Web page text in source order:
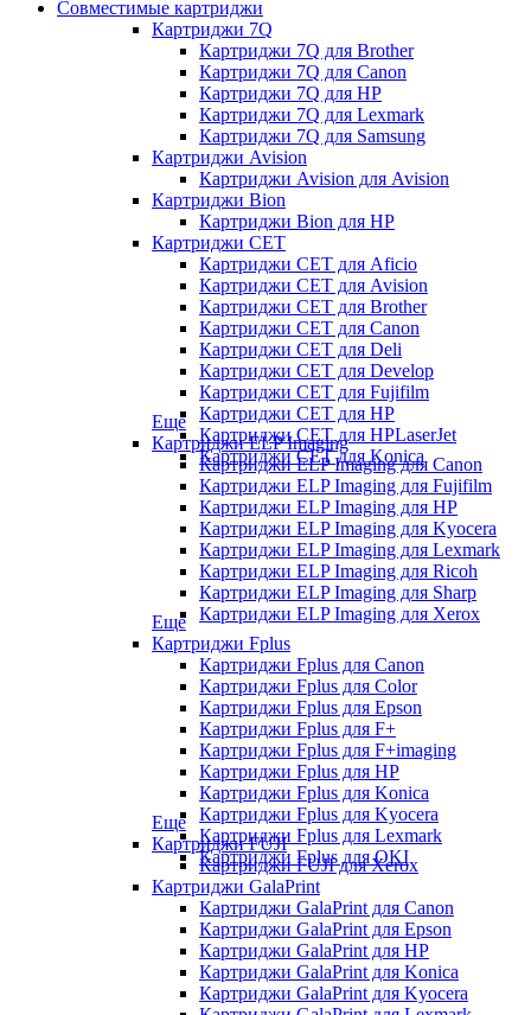
Совместимые картриджи
Картриджи 7Q
Картриджи 7Q для Brother
Картриджи 7Q для Canon
Картриджи 7Q для HP
Картриджи 7Q для Lexmark
Картриджи 7Q для Samsung
Картриджи Avision
Картриджи Avision для Avision
Картриджи Bion
Картриджи Bion для HP
Картриджи CET
Картриджи CET для Aficio
Картриджи CET для Avision
Картриджи CET для Brother
Картриджи CET для Canon
Картриджи CET для Deli
Картриджи CET для Develop
Картриджи CET для Fujifilm
Картриджи CET для HP
Картриджи CET для HPLaserJet
Картриджи CET для Konica
Еще
Картриджи ELP Imaging
Картриджи ELP Imaging для Canon
Картриджи ELP Imaging для Fujifilm
Картриджи ELP Imaging для HP
Картриджи ELP Imaging для Kyocera
Картриджи ELP Imaging для Lexmark
Картриджи ELP Imaging для Ricoh
Картриджи ELP Imaging для Sharp
Картриджи ELP Imaging для Xerox
Еще
Картриджи Fplus
Картриджи Fplus для Canon
Картриджи Fplus для Color
Картриджи Fplus для Epson
Картриджи Fplus для F+
Картриджи Fplus для F+imaging
Картриджи Fplus для HP
Картриджи Fplus для Konica
Картриджи Fplus для Kyocera
Картриджи Fplus для Lexmark
Картриджи Fplus для OKI
Еще
Картриджи FUJI
Картриджи FUJI для Xerox
Картриджи GalaPrint
Картриджи GalaPrint для Canon
Картриджи GalaPrint для Epson
Картриджи GalaPrint для HP
Картриджи GalaPrint для Konica
Картриджи GalaPrint для Kyocera